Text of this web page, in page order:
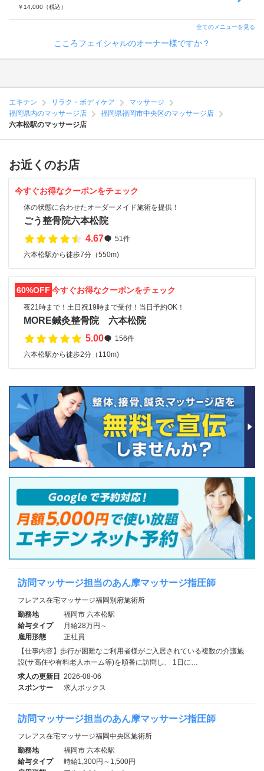
￥ 14,000 （税込）
全てのメニューを見る
こころフェイシャルのオーナー様ですか？
エキテン リラク・ボディケア
マッサージ
福岡県内のマッサージ店
福岡県福岡市中央区のマッサージ店
六本松駅のマッサージ店
お近くのお店
今すぐお得なクーポンをチェック
体の状態に合わせたオーダーメイド施術を提供！
ごう整骨院六本松院
4.67
51件
六本松駅から徒歩7分（550m)
60%OFF 今すぐお得なクーポンをチェック
夜21時まで！土日祝19時まで受付！当日予約OK！
MORE鍼灸整骨院 六本松院
5.00
156件
六本松駅から徒歩2分（110m)
訪問マッサージ担当のあん摩マッサージ指圧師
フレアス在宅マッサージ福岡別府施術所
勤務地
福岡市 六本松駅
給与タイプ
月給28万円～
雇用形態
正社員
【仕事内容】歩行が困難なご利用者様がご入居されている複数の介護施
設(サ高住や有料老人ホーム等)を順番に訪問し、 1日に…
求人の更新日 2026-08-06
スポンサー
求人ボックス
訪問マッサージ担当のあん摩マッサージ指圧師
フレアス在宅マッサージ福岡中央区施術所
勤務地
福岡市 六本松駅
給与タイプ
時給1,300円～1,500円